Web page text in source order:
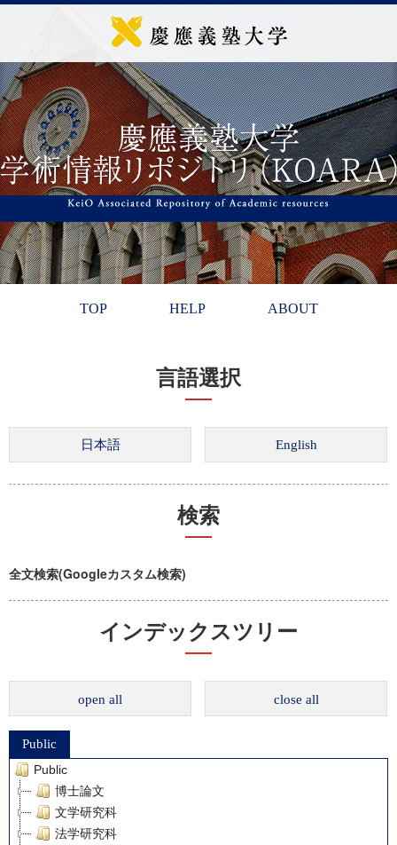
TOP HELP ABOUT
言語選択
検索
全文検索(Googleカスタム検索)
インデックスツリー
open all close all
Public
Public
博士論文
文学研究科
法学研究科